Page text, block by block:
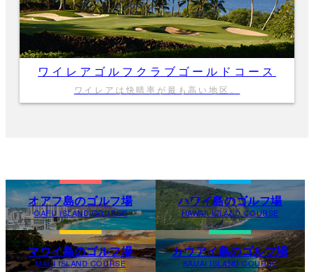
ワイレアゴルフクラブゴールドコース
ワイレアは快晴率が最も高い地区。
オアフ島のゴルフ場
OAFU ISLAND COURSE
ハワイ島のゴルフ場
HAWAII ISLAND COURSE
マウイ島のゴルフ場
MAUI ISLAND COURSE
カウアイ島のゴルフ場
KAUAI ISLAND COURSE